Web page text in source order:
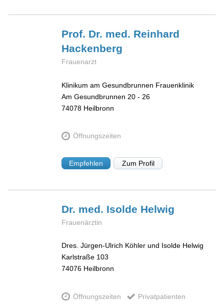
Prof. Dr. med. Reinhard
Hackenberg
Frauenarzt
Klinikum am Gesundbrunnen Frauenklinik
Am Gesundbrunnen 20 - 26
74078 Heilbronn
Öffnungszeiten
Empfehlen Zum Profil
Dr. med. Isolde Helwig
Frauenärztin
Dres. Jürgen-Ulrich Köhler und Isolde Helwig
Karlstraße 103
74076 Heilbronn
Öffnungszeiten Privatpatienten